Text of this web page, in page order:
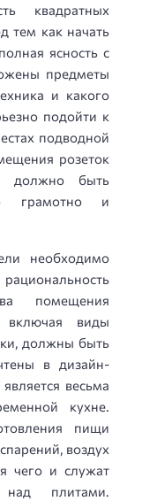
квадратных
тем как начать
ясность с
предметы
и какого
подойти к
подводной
розеток
должно быть
грамотно и
необходимо
помещения
виды
должны быть
в дизайн-
весьма
кухне.
пищи
воздух
чего и служат
над плитами.